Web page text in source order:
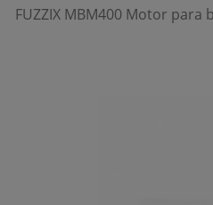
FUZZIX MBM400 Motor